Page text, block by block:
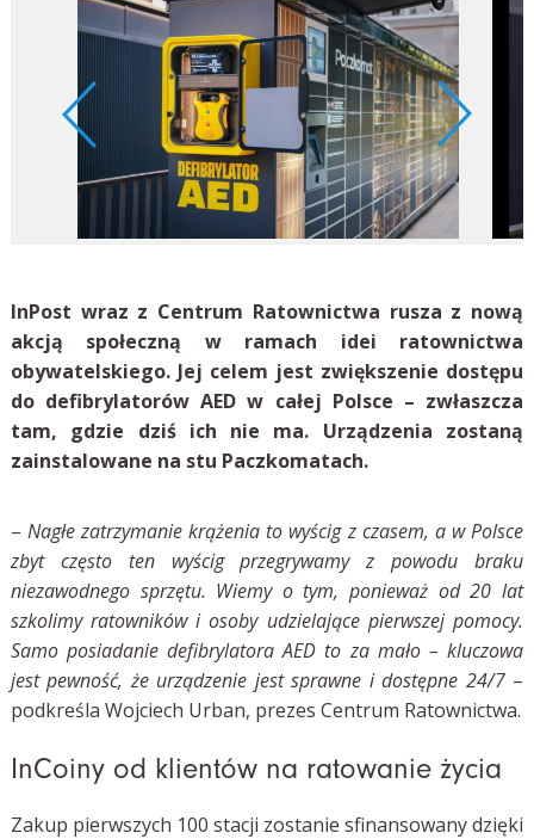
InPost wraz z Centrum Ratownictwa rusza z nową
akcją społeczną w ramach idei ratownictwa
obywatelskiego. Jej celem jest zwiększenie dostępu
do defibrylatorów AED w całej Polsce – zwłaszcza
tam, gdzie dziś ich nie ma. Urządzenia zostaną
zainstalowane na stu Paczkomatach.
–Nagłe zatrzymanie krążenia to wyścig z czasem, a w Polsce
zbyt często ten wyścig przegrywamy z powodu braku
niezawodnego sprzętu. Wiemy o tym, ponieważ od 20 lat
szkolimy ratowników i osoby udzielające pierwszej pomocy.
Samo posiadanie defibrylatora AED to za mało – kluczowa
jest pewność, że urządzenie jest sprawne i dostępne 24/7–
podkreśla Wojciech Urban, prezes Centrum Ratownictwa.
InCoiny od klientów na ratowanie życia
Zakup pierwszych 100 stacji zostanie sfinansowany dzięki